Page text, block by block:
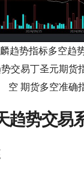
趋势指标多空趋
交易丁圣元期货
空 期货多空准确
趋势交易